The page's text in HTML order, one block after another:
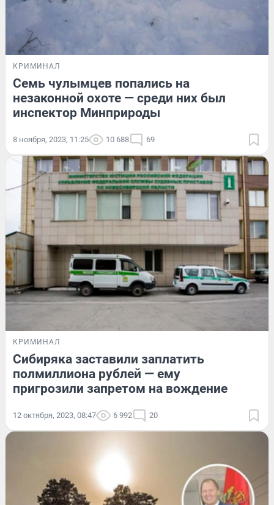
КРИМИНАЛ
Семь чулымцев попались на
незаконной охоте — среди них был
инспектор Минприроды
8 ноября, 2023, 11:25 10 688 69
КРИМИНАЛ
Сибиряка заставили заплатить
полмиллиона рублей — ему
пригрозили запретом на вождение
12 октября, 2023, 08:47 6 992 20